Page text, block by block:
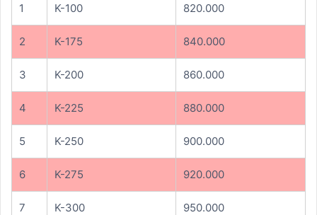
1 K-100 820.000
2 K-175 840.000
3 K-200 860.000
4 K-225 880.000
5 K-250 900.000
6 K-275 920.000
7 K-300 950.000